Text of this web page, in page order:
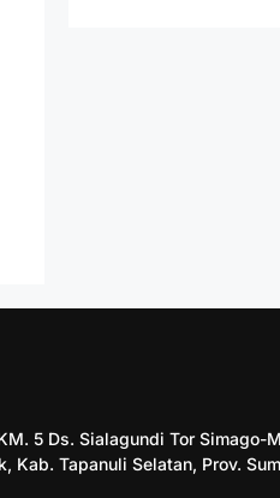
5 Ds. Sialagundi Tor Simago-
Kab. Tapanuli Selatan, Prov.